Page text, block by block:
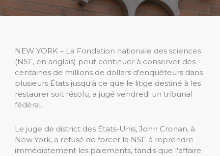
NEW YORK – La Fondation nationale des sciences
(NSF, en anglais) peut continuer à conserver des
centaines de millions de dollars d'enquêteurs dans
plusieurs États jusqu'à ce que le litige destiné à les
restaurer soit résolu, a jugé vendredi un tribunal
fédéral.
Le juge de district des États-Unis, John Cronan, à
New York, a refusé de forcer la NSF à reprendre
immédiatement les paiements, tandis que l'affaire